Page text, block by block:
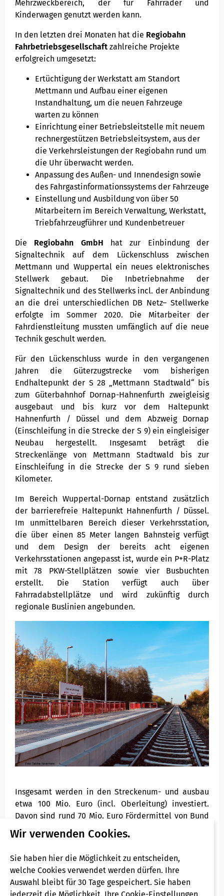
Mehrzweckbereich, der für Fahrräder und
Kinderwagen genutzt werden kann.
In den letzten drei Monaten hat die Regiobahn
Fahrbetriebsgesellschaft zahlreiche Projekte
erfolgreich umgesetzt:
Ertüchtigung der Werkstatt am Standort
Mettmann und Aufbau einer eigenen
Instandhaltung, um die neuen Fahrzeuge
warten zu können
Einrichtung einer Betriebsleitstelle mit neuem
rechnergestützen Betriebsleitsystem, aus der
die Verkehrsleistungen der Regiobahn rund um
die Uhr überwacht werden.
Anpassung des Außen- und Innendesign sowie
des Fahrgastinformationssystems der Fahrzeuge
Einstellung und Ausbildung von über 50
Mitarbeitern im Bereich Verwaltung, Werkstatt,
Triebfahrzeugführer und Kundenbetreuer
Die Regiobahn GmbH hat zur Einbindung der
Signaltechnik auf dem Lückenschluss zwischen
Mettmann und Wuppertal ein neues elektronisches
Stellwerk gebaut. Die Inbetriebnahme der
Signaltechnik und des Stellwerks incl. der Anbindung
an die drei unterschiedlichen DB Netz– Stellwerke
erfolgte im Sommer 2020. Die Mitarbeiter der
Fahrdienstleitung mussten umfänglich auf die neue
Technik geschult werden.
Für den Lückenschluss wurde in den vergangenen
Jahren die Güterzugstrecke vom bisherigen
Endhaltepunkt der S 28 „Mettmann Stadtwald“ bis
zum Güterbahnhof Dornap-Hahnenfurth zweigleisig
ausgebaut und bis kurz vor dem Haltepunkt
Hahnenfurth / Düssel und dem Abzweig Dornap
(Einschleifung in die Strecke der S 9) ein eingleisiger
Neubau hergestellt. Insgesamt beträgt die
Streckenlänge von Mettmann Stadtwald bis zur
Einschleifung in die Strecke der S 9 rund sieben
Kilometer.
Im Bereich Wuppertal-Dornap entstand zusätzlich
der barrierefreie Haltepunkt Hahnenfurth / Düssel.
Im unmittelbaren Bereich dieser Verkehrsstation,
die über einen 85 Meter langen Bahnsteig verfügt
und dem Design der bereits acht eigenen
Verkehrsstationen angepasst ist, wurde ein P+R-Platz
mit 78 PKW-Stellplätzen sowie vier Busbuchten
erstellt. Die Station verfügt auch über
Fahrradabstellplätze und wird zukünftig durch
regionale Buslinien angebunden.
Insgesamt werden in den Streckenum- und ausbau
etwa 100 Mio. Euro (incl. Oberleitung) investiert.
Davon sind rund 70 Mio. Euro Fördermittel von Bund
und Land.
Weichenanpassungen sowohl im Güterbahnhof
Dornap als auch im Betriebswerk Mettmann wurde
erforderlich.
Wir verwenden Cookies.
Sie haben hier die Möglichkeit zu entscheiden,
welche Cookies verwendet werden dürfen. Ihre
Auswahl bleibt für 30 Tage gespeichert. Sie haben